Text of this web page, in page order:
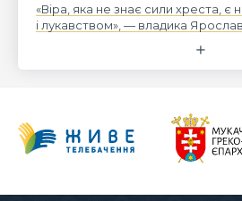
«Віра, яка не знає сили хреста, є
і лукавством», — владика